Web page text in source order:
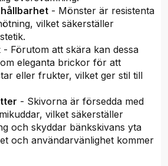
- Mönster är resistenta
vilket säkerställer
- Förutom att skära kan dessa
eleganta brickor för att
eller frukter, vilket ger stil till
- Skivorna är försedda med
vilket säkerställer
och skyddar bänkskivans yta
och användarvänlighet kommer